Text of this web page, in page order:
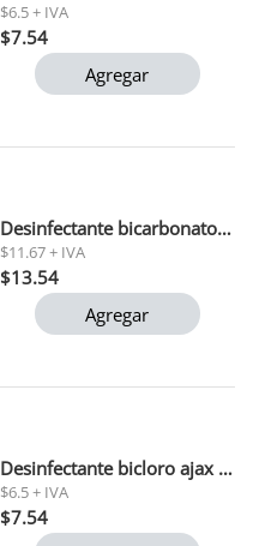
$6.5 + IVA
$7.54
Agregar
Desinfectante bicarbonato naranja limon ajax 2 lt
$11.67 + IVA
$13.54
Agregar
Desinfectante bicloro ajax 1 l
$6.5 + IVA
$7.54